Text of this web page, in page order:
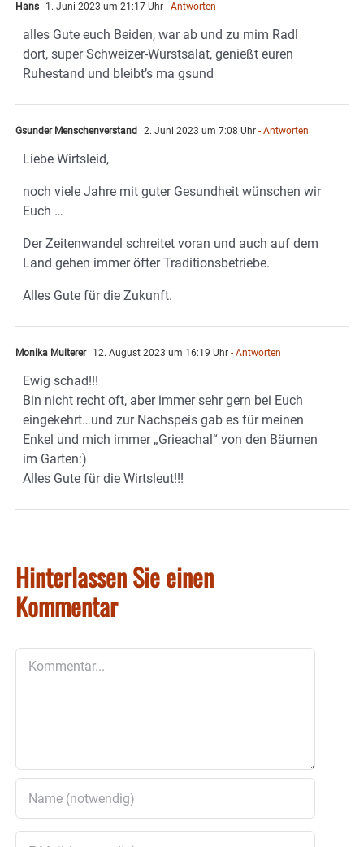
Hans 1. Juni 2023 um 21:17 Uhr - Antworten
alles Gute euch Beiden, war ab und zu mim Radl
dort, super Schweizer-Wurstsalat, genießt euren
Ruhestand und bleibt’s ma gsund
Gsunder Menschenverstand 2. Juni 2023 um 7:08 Uhr - Antworten
Liebe Wirtsleid,
noch viele Jahre mit guter Gesundheit wünschen wir
Euch …
Der Zeitenwandel schreitet voran und auch auf dem
Land gehen immer öfter Traditionsbetriebe.
Alles Gute für die Zukunft.
Monika Multerer 12. August 2023 um 16:19 Uhr - Antworten
Ewig schad!!!
Bin nicht recht oft, aber immer sehr gern bei Euch
eingekehrt…und zur Nachspeis gab es für meinen
Enkel und mich immer „Grieachal“ von den Bäumen
im Garten:)
Alles Gute für die Wirtsleut!!!
Hinterlassen Sie einen
Kommentar